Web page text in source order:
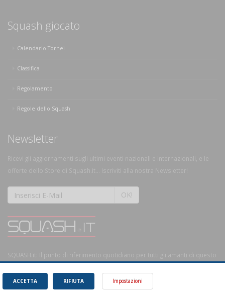
Squash giocato
Calendario Tornei
Classifica
Regolamento
Regole dello Squash
Newsletter
Ricevi gli aggiornamenti sugli ultimi eventi nazionali e internazionali, e le
offerte dello Store di Squash.it... Iscriviti alla nostra Newsletter!
OK!
SQUASH.it: Il punto di riferimento quotidiano per tutti gli amanti di questo
RIFIUTA
ACCETTA Impostazioni